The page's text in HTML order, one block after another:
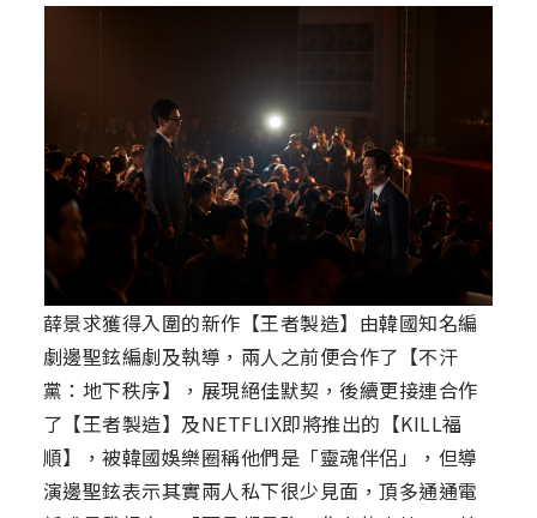
薛景求獲得入圍的新作【王者製造】由韓國知名編
劇邊聖鉉編劇及執導，兩人之前便合作了【不汗
黨：地下秩序】，展現絕佳默契，後續更接連合作
了【王者製造】及NETFLIX即將推出的【KILL福
順】，被韓國娛樂圈稱他們是「靈魂伴侶」，但導
演邊聖鉉表示其實兩人私下很少見面，頂多通通電